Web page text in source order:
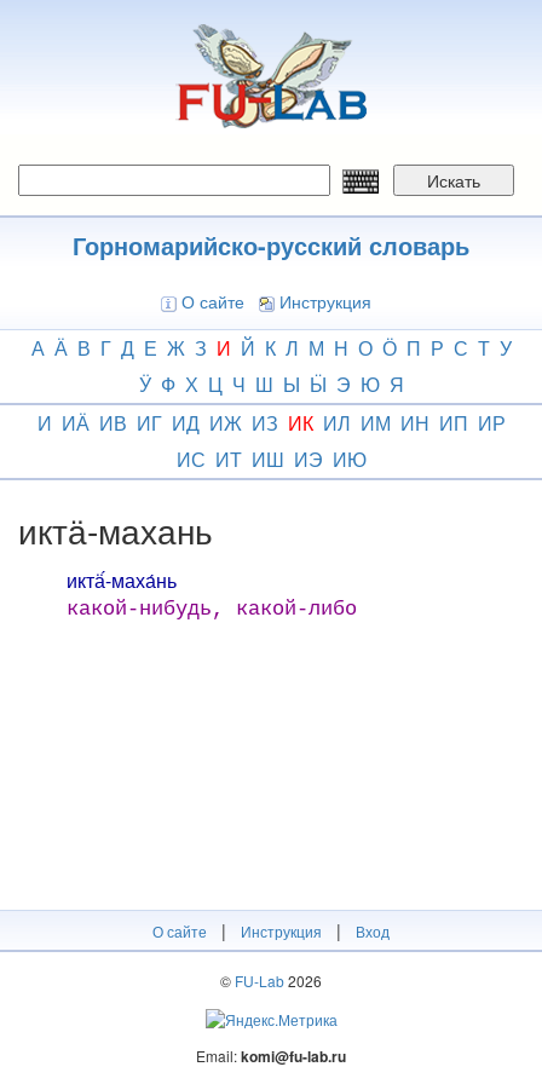
Искать
Горномарийско-русский словарь
О сайте Инструкция
А Ӓ В Г Д Е Ж З И Й К Л М Н О Ӧ П Р С Т У
Ӱ Ф Х Ц Ч Ш Ы Ӹ Э Ю Я
И ИӒ ИВ ИГ ИД ИЖ ИЗ ИК ИЛ ИМ ИН ИП ИР
ИС ИТ ИШ ИЭ ИЮ
иктӓ-махань
иктӓ́-маха́нь
какой-нибудь, какой-либо
О сайте | Инструкция | Вход
© FU-Lab2026
Email:komi@fu-lab.ru